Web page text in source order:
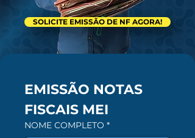
SOLICITE EMISSÃO DE NF AGORA!
EMISSÃO NOTAS
FISCAIS MEI
NOME COMPLETO *